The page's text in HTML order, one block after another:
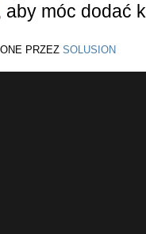
aby móc dodać
PRZEZ SOLUSION